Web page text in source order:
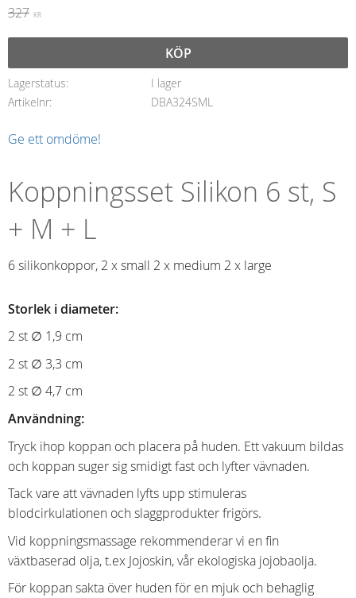
Ordinarie pris:
327 KR
KÖP
Lagerstatus
I lager
Artikelnr
DBA324SML
Ge ett omdöme!
Koppningsset Silikon 6 st, S
+ M + L
6 silikonkoppor, 2 x small 2 x medium 2 x large
Storlek i diameter:
2 st ∅ 1,9 cm
2 st ∅ 3,3 cm
2 st ∅ 4,7 cm
Användning:
Tryck ihop koppan och placera på huden. Ett vakuum bildas
och koppan suger sig smidigt fast och lyfter vävnaden.
Tack vare att vävnaden lyfts upp stimuleras
blodcirkulationen och slaggprodukter frigörs.
Vid koppningsmassage rekommenderar vi en fin
växtbaserad olja, t.ex Jojoskin, vår ekologiska jojobaolja.
För koppan sakta över huden för en mjuk och behaglig